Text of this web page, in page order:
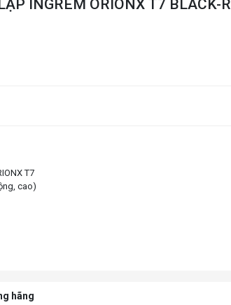
INGREM ORIONX T7 BLACK-
T7
cao)
49 inch
hãng